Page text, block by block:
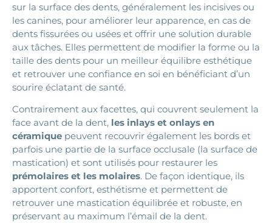
sur la surface des dents, généralement les incisives ou
les canines, pour améliorer leur apparence, en cas de
dents fissurées ou usées et offrir une solution durable
aux tâches. Elles permettent de modifier la forme ou la
taille des dents pour un meilleur équilibre esthétique
et retrouver une confiance en soi en bénéficiant d’un
sourire éclatant de santé.
Contrairement aux facettes, qui couvrent seulement la
face avant de la dent, les inlays et onlays en
céramique peuvent recouvrir également les bords et
parfois une partie de la surface occlusale (la surface de
mastication) et sont utilisés pour restaurer les
prémolaires et les molaires. De façon identique, ils
apportent confort, esthétisme et permettent de
retrouver une mastication équilibrée et robuste, en
préservant au maximum l’émail de la dent.